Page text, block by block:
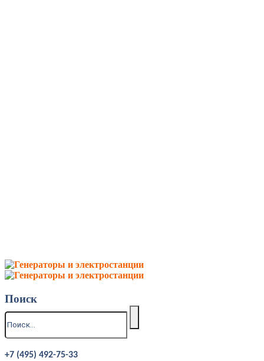
Поиск
+7 (495) 492-75-33